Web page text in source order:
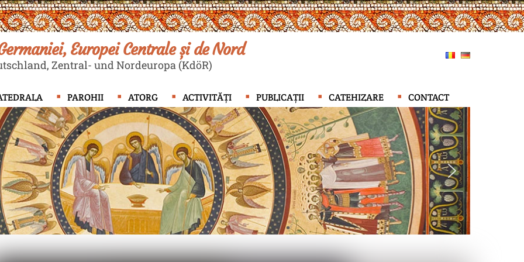
Europei Centrale și de Nord
Zentral- und Nordeuropa (KdöR)
PAROHII ATORG ACTIVITĂȚI PUBLICAȚII CATEHIZARE CONTACT